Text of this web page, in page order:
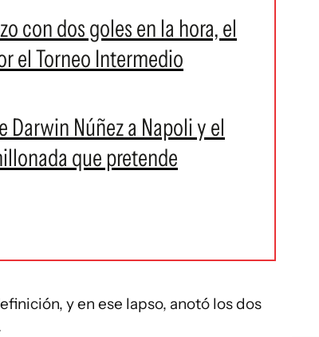
con dos goles en la hora, el
el Torneo Intermedio
Darwin Núñez a Napoli y el
que pretende
y en ese lapso, anotó los dos